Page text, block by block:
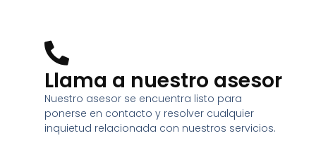
Llama a nuestro asesor
Nuestro asesor se encuentra listo para
ponerse en contacto y resolver cualquier
inquietud relacionada con nuestros servicios.